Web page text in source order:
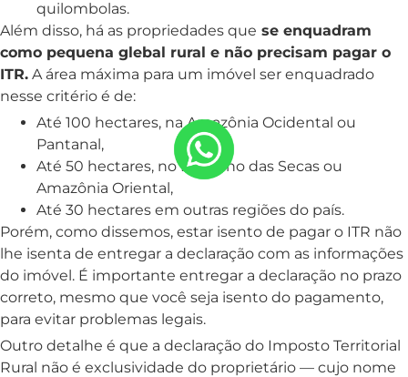
quilombolas.
Além disso, há as propriedades que se enquadram
como pequena glebal rural e não precisam pagar o
ITR. A área máxima para um imóvel ser enquadrado
nesse critério é de:
Até 100 hectares, na Amazônia Ocidental ou
Pantanal,
Até 50 hectares, no Polígono das Secas ou
Amazônia Oriental,
Até 30 hectares em outras regiões do país.
Porém, como dissemos, estar isento de pagar o ITR não
lhe isenta de entregar a declaração com as informações
do imóvel. É importante entregar a declaração no prazo
correto, mesmo que você seja isento do pagamento,
para evitar problemas legais.
Outro detalhe é que a declaração do Imposto Territorial
Rural não é exclusividade do proprietário — cujo nome